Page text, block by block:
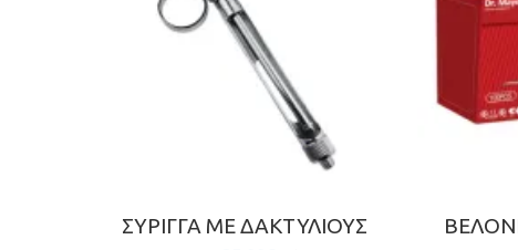
ΣΥΡΙΓΓΑ ΜΕ ΔΑΚΤΥΛΙΟΥΣ